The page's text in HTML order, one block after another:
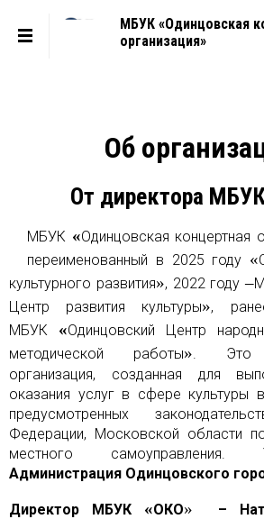
МБУК «Одинцовская
организация»
Об
От директора
МБУК «Одинцовская концертная
переименованный в 2025 году «
культурного развития», 2022 году–
Центр развития культуры»,
МБУК «Одинцовский Центр
методической работы». Это
организация, созданная для
оказания услуг в сфере культуры
предусмотренных
Федерации, Московской области
местного самоуправления.
Администрация Одинцовского
Директор МБУК «ОКО»
–